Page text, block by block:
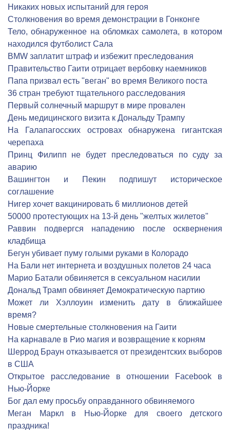
Никаких новых испытаний для героя
Столкновения во время демонстрации в Гонконге
Тело, обнаруженное на обломках самолета, в котором
находился футболист Сала
BMW заплатит штраф и избежит преследования
Правительство Гаити отрицает вербовку наемников
Папа призвал есть "веган" во время Великого поста
36 стран требуют тщательного расследования
Первый солнечный маршрут в мире провален
День медицинского визита к Дональду Трампу
На Галапагосских островах обнаружена гигантская
черепаха
Принц Филипп не будет преследоваться по суду за
аварию
Вашингтон и Пекин подпишут историческое
соглашение
Нигер хочет вакцинировать 6 миллионов детей
50000 протестующих на 13-й день "желтых жилетов"
Раввин подвергся нападению после осквернения
кладбища
Бегун убивает пуму голыми руками в Колорадо
На Бали нет интернета и воздушных полетов 24 часа
Марио Батали обвиняется в сексуальном насилии
Дональд Трамп обвиняет Демократическую партию
Может ли Хэллоуин изменить дату в ближайшее
время?
Новые смертельные столкновения на Гаити
На карнавале в Рио магия и возвращение к корням
Шеррод Браун отказывается от президентских выборов
в США
Открытое расследование в отношении Facebook в
Нью-Йорке
Бог дал ему просьбу оправданного обвиняемого
Меган Маркл в Нью-Йорке для своего детского
праздника!